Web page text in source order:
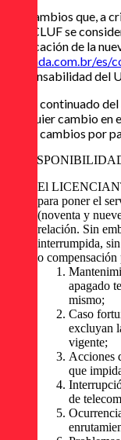
Los cambios que, a
este CLUF se
publicación de la
eagenda.com.br/
responsabilidad del
El uso continuado
cualquier cambio
de los cambios por
El
para poner el
(noventa y
relación. Sin
interrumpida,
o
apagado
mismo;
Caso
excluyan
vigente;
Acciones
que
de